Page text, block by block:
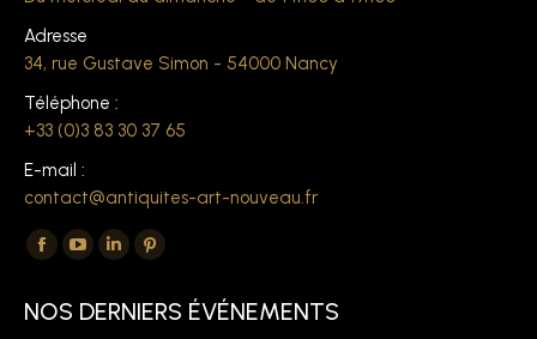
Adresse
34, rue Gustave Simon - 54000 Nancy
Téléphone :
+33 (0)3 83 30 37 65
E-mail :
contact@antiquites-art-nouveau.fr
Trouvez nous sur :
La
Facebook
La
YouTube
La
LinkedIn
La
Pinterest
NOS DERNIERS ÉVÉNEMENTS